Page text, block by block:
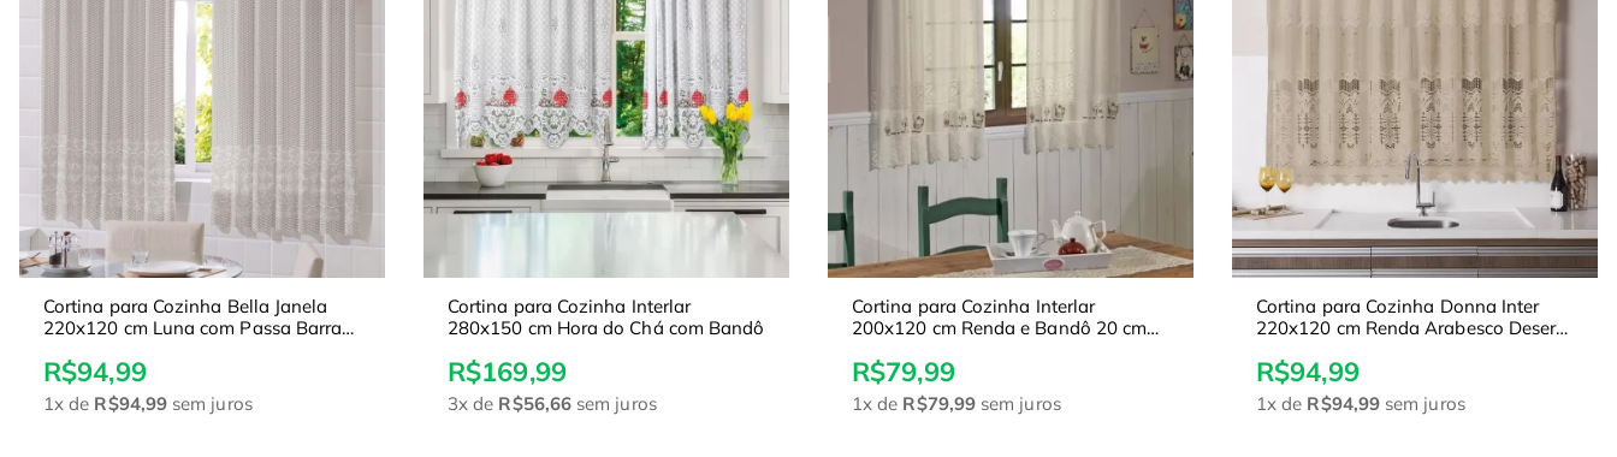
Cortina para Cozinha Bella Janela
220x120 cm Luna com Passa Barra
R$94,99
1x de R$94,99 sem juros
Cortina para Cozinha Interlar
280x150 cm Hora do Chá com Bandô
R$169,99
3x de R$56,66 sem juros
Cortina para Cozinha Interlar
200x120 cm Renda e Bandô 20 cm
R$79,99
1x de R$79,99 sem juros
Cortina para Cozinha Donna Inter
220x120 cm Renda Arabesco Desert
R$94,99
1x de R$94,99 sem juros